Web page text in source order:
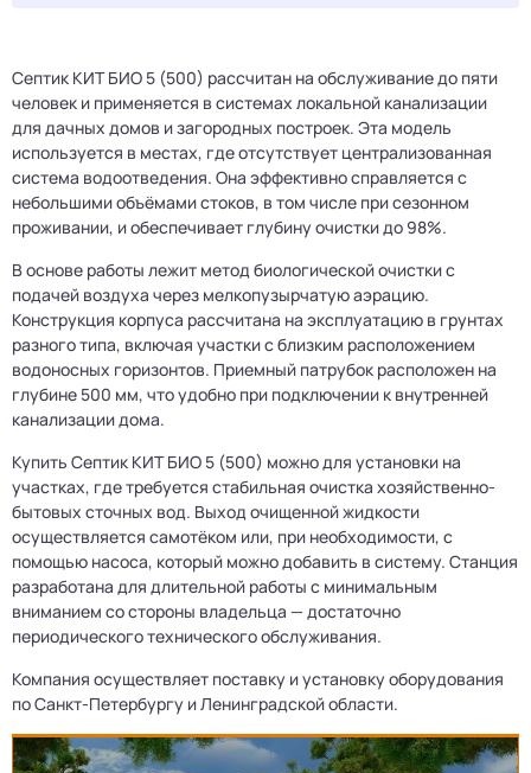
Септик КИТ БИО 5 (500) рассчитан на обслуживание до пяти
человек и применяется в системах локальной канализации
для дачных домов и загородных построек. Эта модель
используется в местах, где отсутствует централизованная
система водоотведения. Она эффективно справляется с
небольшими объёмами стоков, в том числе при сезонном
проживании, и обеспечивает глубину очистки до 98%.
В основе работы лежит метод биологической очистки с
подачей воздуха через мелкопузырчатую аэрацию.
Конструкция корпуса рассчитана на эксплуатацию в грунтах
разного типа, включая участки с близким расположением
водоносных горизонтов. Приемный патрубок расположен на
глубине 500 мм, что удобно при подключении к внутренней
канализации дома.
Купить Септик КИТ БИО 5 (500) можно для установки на
участках, где требуется стабильная очистка хозяйственно-
бытовых сточных вод. Выход очищенной жидкости
осуществляется самотёком или, при необходимости, с
помощью насоса, который можно добавить в систему. Станция
разработана для длительной работы с минимальным
вниманием со стороны владельца — достаточно
периодического технического обслуживания.
Компания осуществляет поставку и установку оборудования
по Санкт-Петербургу и Ленинградской области.